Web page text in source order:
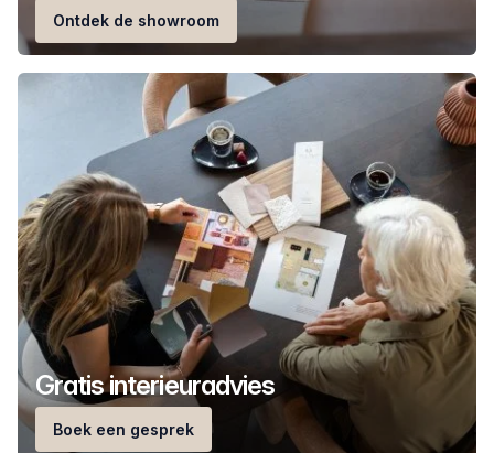
Ontdek de showroom
Gratis interieuradvies
Boek een gesprek